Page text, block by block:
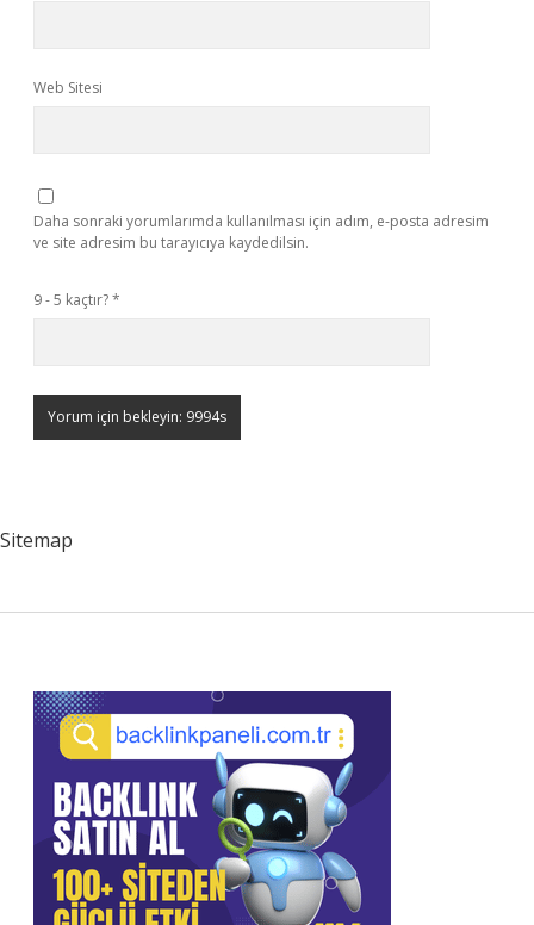
Web Sitesi
Daha sonraki yorumlarımda kullanılması için adım, e-posta adresim
ve site adresim bu tarayıcıya kaydedilsin.
9 - 5 kaçtır?*
Sitemap
Sidebar